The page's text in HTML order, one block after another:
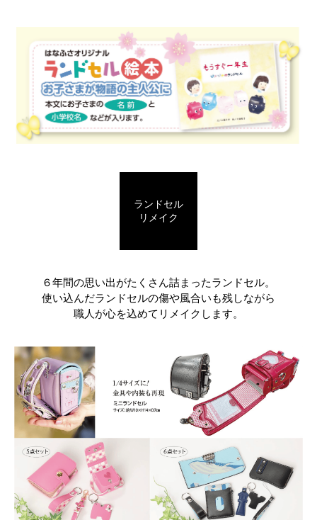
ランドセル
リメイク
６年間の思い出がたくさん詰まったランドセル。
使い込んだランドセルの傷や風合いも残しながら
職人が心を込めてリメイクします。